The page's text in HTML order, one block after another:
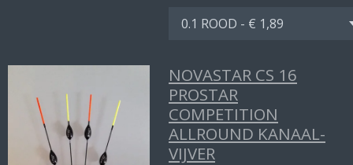
NOVASTAR CS 16
PROSTAR
COMPETITION
ALLROUND KANAAL-
VIJVER